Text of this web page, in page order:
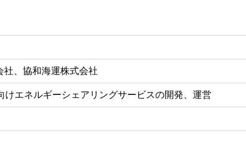
社、協和海運株式会社
エネルギーシェアリングサービスの開発、運営